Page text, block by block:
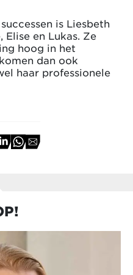
is Liesbeth
en Lukas. Ze
hoog in het
dan ook
haar professionele